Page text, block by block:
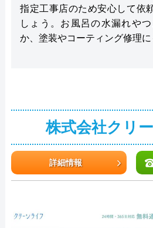
指定工事店のため安心して依
しょう。お風呂の水漏れや
か、塗装やコーティング修理に
株式会社クリ
詳細情報